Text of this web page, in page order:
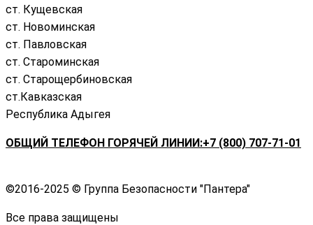
ст. Кущевская
ст. Новоминская
ст. Павловская
ст. Староминская
ст. Старощербиновская
ст.Кавказская
Республика Адыгея
ОБЩИЙ ТЕЛЕФОН ГОРЯЧЕЙ ЛИНИИ:+7 (800) 707-71-01
©2016-2025 © Группа Безопасности "Пантера"
Все права защищены